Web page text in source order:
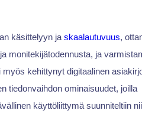
käsittelyyn ja skaalautuvuus,
monitekijätodennusta, ja
kehittynyt digitaalinen
tiedonvaihdon ominaisuudet, joilla
käyttöliittymä suunniteltiin